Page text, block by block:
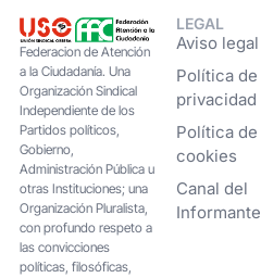
Federacion de Atención
a la Ciudadanía. Una
Organización Sindical
Independiente de los
Partidos políticos,
Gobierno,
Administración Pública u
otras Instituciones; una
Organización Pluralista,
con profundo respeto a
las convicciones
políticas, filosóficas,
LEGAL
Aviso legal
Política de
privacidad
Política de
cookies
Canal del
Informante